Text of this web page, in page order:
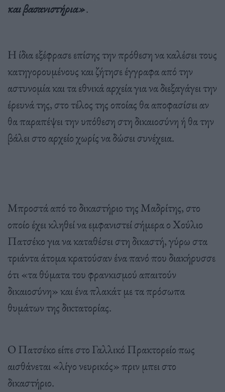
και βασανιστήρια».
Η ίδια εξέφρασε επίσης την πρόθεση να καλέσει τους
κατηγορουμένους και ζήτησε έγγραφα από την
αστυνομία και τα εθνικά αρχεία για να διεξαγάγει την
έρευνά της, στο τέλος της οποίας θα αποφασίσει αν
θα παραπέψει την υπόθεση στη δικαιοσύνη ή θα την
βάλει στο αρχείο χωρίς να δώσει συνέχεια.
Μπροστά από το δικαστήριο της Μαδρίτης, στο
οποίο έχει κληθεί να εμφανιστεί σήμερα ο Χούλιο
Πατσέκο για να καταθέσει στη δικαστή, γύρω στα
τριάντα άτομα κρατούσαν ένα πανό που διακήρυσσε
ότι «τα θύματα του φρανκισμού απαιτούν
δικαιοσύνη» και ένα πλακάτ με τα πρόσωπα
θυμάτων της δικτατορίας.
Ο Πατσέκο είπε στο Γαλλικό Πρακτορείο πως
αισθάνεται «λίγο νευρικός» πριν μπει στο
δικαστήριο.